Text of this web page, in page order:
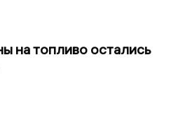
на топливо остались